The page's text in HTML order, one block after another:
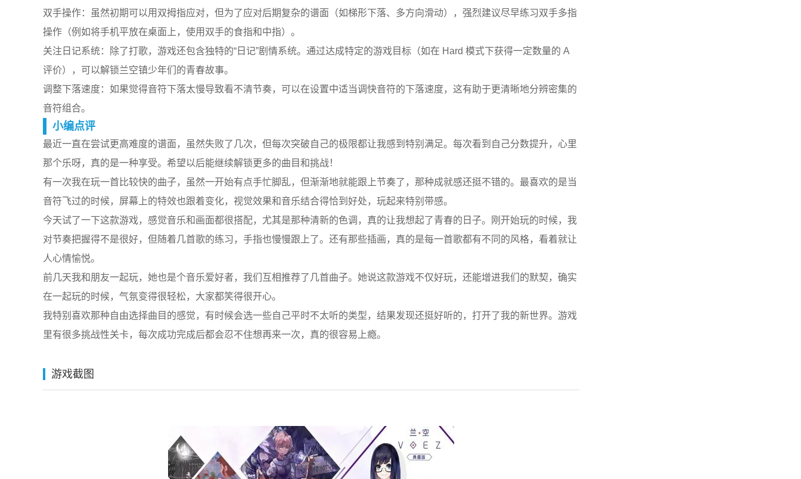
双手操作：虽然初期可以用双拇指应对，但为了应对后期复杂的谱面（如梯形下落、多方向滑动），强烈建议尽早练习双手多指
操作（例如将手机平放在桌面上，使用双手的食指和中指）。
关注日记系统：除了打歌，游戏还包含独特的“日记”剧情系统。通过达成特定的游戏目标（如在 Hard 模式下获得一定数量的 A
评价），可以解锁兰空镇少年们的青春故事。
调整下落速度：如果觉得音符下落太慢导致看不清节奏，可以在设置中适当调快音符的下落速度，这有助于更清晰地分辨密集的
音符组合。
小编点评
最近一直在尝试更高难度的谱面，虽然失败了几次，但每次突破自己的极限都让我感到特别满足。每次看到自己分数提升，心里
那个乐呀，真的是一种享受。希望以后能继续解锁更多的曲目和挑战！
有一次我在玩一首比较快的曲子，虽然一开始有点手忙脚乱，但渐渐地就能跟上节奏了，那种成就感还挺不错的。最喜欢的是当
音符飞过的时候，屏幕上的特效也跟着变化，视觉效果和音乐结合得恰到好处，玩起来特别带感。
今天试了一下这款游戏，感觉音乐和画面都很搭配，尤其是那种清新的色调，真的让我想起了青春的日子。刚开始玩的时候，我
对节奏把握得不是很好，但随着几首歌的练习，手指也慢慢跟上了。还有那些插画，真的是每一首歌都有不同的风格，看着就让
人心情愉悦。
前几天我和朋友一起玩，她也是个音乐爱好者，我们互相推荐了几首曲子。她说这款游戏不仅好玩，还能增进我们的默契，确实
在一起玩的时候，气氛变得很轻松，大家都笑得很开心。
我特别喜欢那种自由选择曲目的感觉，有时候会选一些自己平时不太听的类型，结果发现还挺好听的，打开了我的新世界。游戏
里有很多挑战性关卡，每次成功完成后都会忍不住想再来一次，真的很容易上瘾。
游戏截图